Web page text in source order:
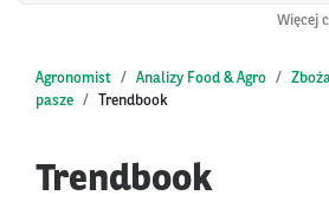
Więcej
Agronomist Analizy Food & Agro
pasze
Trendbook
Trendbook